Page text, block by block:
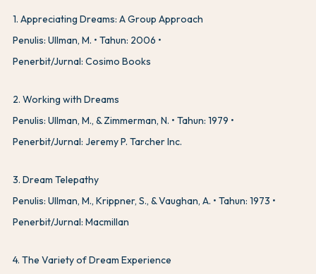
1. Appreciating Dreams: A Group Approach
Penulis: Ullman, M.
Tahun: 2006
Penerbit/Jurnal: Cosimo Books
2. Working with Dreams
Penulis: Ullman, M., & Zimmerman, N.
Tahun: 1979
Penerbit/Jurnal: Jeremy P. Tarcher Inc.
3. Dream Telepathy
Penulis: Ullman, M., Krippner, S., & Vaughan, A.
Tahun: 1973
Penerbit/Jurnal: Macmillan
4. The Variety of Dream Experience